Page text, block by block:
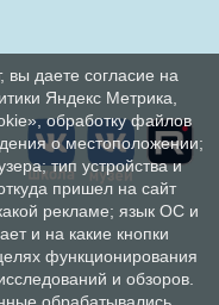
вы даете согласие на
Яндекс Метрика,
обработку файлов
о местоположении;
тип устройства и
пришел на сайт
рекламе; язык ОС и
и на какие кнопки
функционирования
и обзоров.